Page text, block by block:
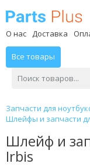
О нас Доставка
Все товары
Запчасти для
Шлейфы и запчасти
Шлейф и
Irbis